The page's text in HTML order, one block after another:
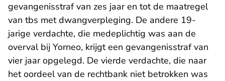
gevangenisstraf van zes jaar en tot de maatregel
van tbs met dwangverpleging. De andere 19-
jarige verdachte, die medeplichtig was aan de
overval bij Yorneo, krijgt een gevangenisstraf van
vier jaar opgelegd. De vierde verdachte, die naar
het oordeel van de rechtbank niet betrokken was